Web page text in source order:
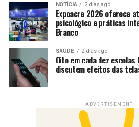
NOTÍCIA 2 dias ago
Expoacre 2026 oferece
psicológico e práticas
Branco
SAÚDE 2 dias ago
Oito em cada dez
discutem efeitos das
ADVERTISEMENT